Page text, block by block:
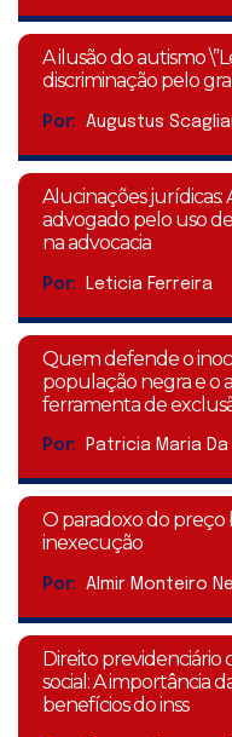
A ilusão do autismo
discriminação pelo
Por: Augustus
Alucinações jurídicas:
advogado pelo uso
na advocacia
Por: Leticia Ferreira
Quem defende o
população negra e o
ferramenta de
Por: Patricia Maria Da
O paradoxo do preço
inexecução
Por: Almir Monteiro
Direito
social: A importância
benefícios do inss